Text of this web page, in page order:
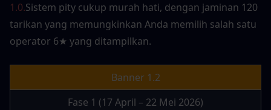
1.0.Sistem pity cukup murah hati, dengan jaminan 120
tarikan yang memungkinkan Anda memilih salah satu
operator 6★ yang ditampilkan.
Banner 1.2
Fase 1 (17 April – 22 Mei 2026)